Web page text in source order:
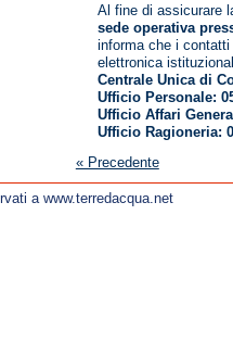
Al fine di assicurare
sede operativa
informa che i
elettronica
Centrale Unica di
Ufficio Personale:
Ufficio Affari
Ufficio Ragioneria:
« Precedente
a www.terredacqua.net